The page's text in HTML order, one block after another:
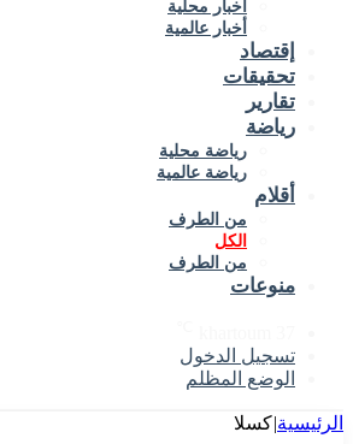
أخبار محلية
أخبار عالمية
إقتصاد
تحقيقات
تقارير
رياضة
رياضة محلية
رياضة عالمية
أقلام
من الطرف
الكل
من الطرف
منوعات
تسجيل الدخول
الوضع المظلم
الرئيسية|كسلا